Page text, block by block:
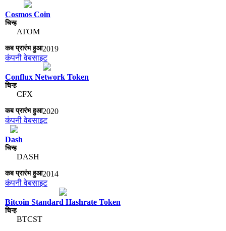
Cosmos Coin
ATOM
2019
कंपनी वेबसाइट
Conflux Network Token
CFX
2020
कंपनी वेबसाइट
Dash
DASH
2014
कंपनी वेबसाइट
Bitcoin Standard Hashrate Token
BTCST